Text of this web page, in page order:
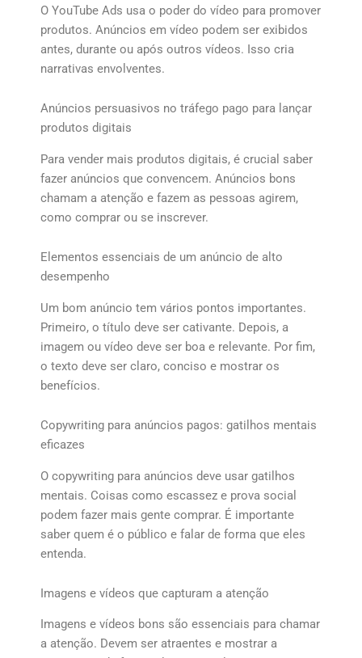
O YouTube Ads usa o poder do vídeo para promover
produtos. Anúncios em vídeo podem ser exibidos
antes, durante ou após outros vídeos. Isso cria
narrativas envolventes.
Anúncios persuasivos no tráfego pago para lançar
produtos digitais
Para vender mais produtos digitais, é crucial saber
fazer anúncios que convencem. Anúncios bons
chamam a atenção e fazem as pessoas agirem,
como comprar ou se inscrever.
Elementos essenciais de um anúncio de alto
desempenho
Um bom anúncio tem vários pontos importantes.
Primeiro, o título deve ser cativante. Depois, a
imagem ou vídeo deve ser boa e relevante. Por fim,
o texto deve ser claro, conciso e mostrar os
benefícios.
Copywriting para anúncios pagos: gatilhos mentais
eficazes
O copywriting para anúncios deve usar gatilhos
mentais. Coisas como escassez e prova social
podem fazer mais gente comprar. É importante
saber quem é o público e falar de forma que eles
entenda.
Imagens e vídeos que capturam a atenção
Imagens e vídeos bons são essenciais para chamar
a atenção. Devem ser atraentes e mostrar a